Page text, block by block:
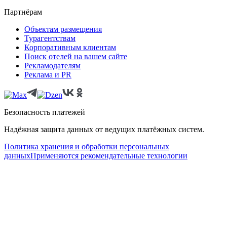
Партнёрам
Объектам размещения
Турагентствам
Корпоративным клиентам
Поиск отелей на вашем сайте
Рекламодателям
Реклама и PR
Безопасность платежей
Надёжная защита данных от ведущих платёжных систем.
Политика хранения и обработки персональных
данныхПрименяются рекомендательные технологии